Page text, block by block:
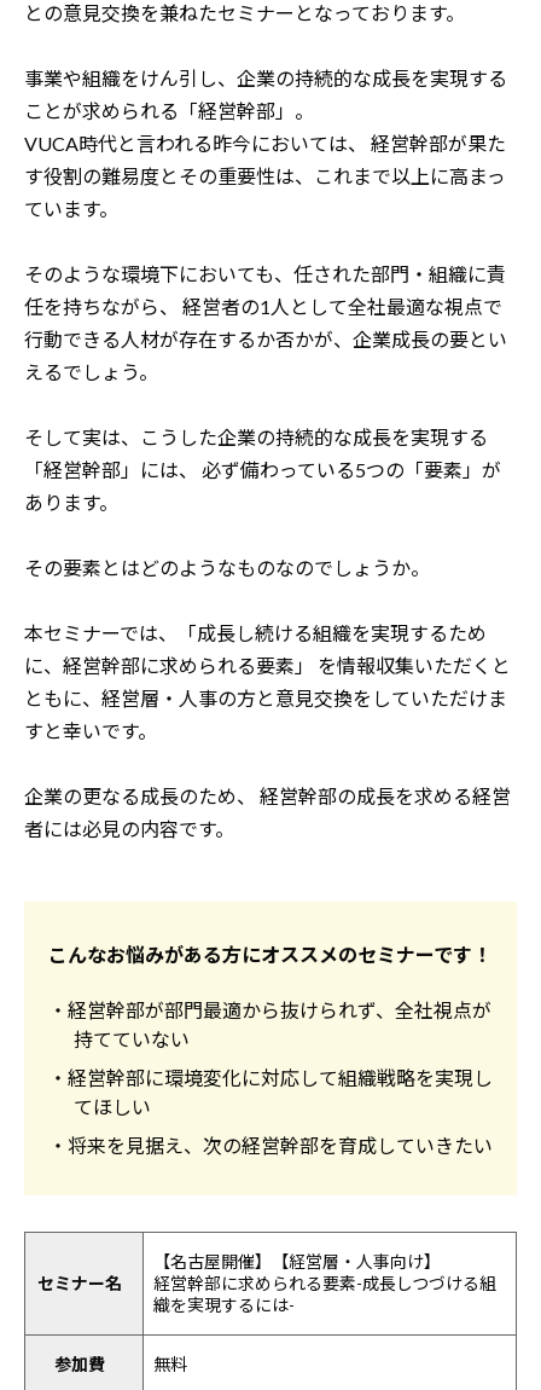
との意見交換を兼ねたセミナーとなっております。
事業や組織をけん引し、企業の持続的な成長を実現する
ことが求められる「経営幹部」。
VUCA時代と言われる昨今においては、
経営幹部が果た
す役割の難易度とその重要性は、これまで以上に高まっ
ています。
そのような環境下においても、任された部門・組織に責
任を持ちながら、
経営者の1人として全社最適な視点で
行動できる人材が存在するか否かが、企業成長の要とい
えるでしょう。
そして実は、こうした企業の持続的な成長を実現する
「経営幹部」には、
必ず備わっている5つの「要素」が
あります。
その要素とはどのようなものなのでしょうか。
本セミナーでは、「成長し続ける組織を実現するため
に、経営幹部に求められる要素」
を情報収集いただくと
ともに、経営層・人事の方と意見交換をしていただけま
すと幸いです。
企業の更なる成長のため、
経営幹部の成長を求める経営
者には必見の内容です。
こんなお悩みがある方にオススメのセミナーです！
・経営幹部が部門最適から抜けられず、全社視点が
持てていない
・経営幹部に環境変化に対応して組織戦略を実現し
てほしい
・将来を見据え、次の経営幹部を育成していきたい
セミナー名
【名古屋開催】【経営層・人事向け】
経営幹部に求められる要素-成長しつづける組
織を実現するには-
参加費 無料